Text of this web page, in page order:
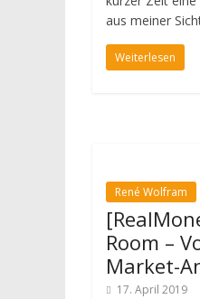
aus meiner
Weiterlesen
René Wolfram
Room –
Market-
17. April 2019